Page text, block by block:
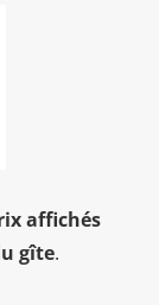
affichés
gîte.